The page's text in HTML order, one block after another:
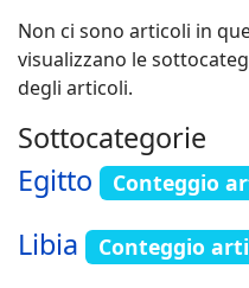
Non ci sono articoli in
visualizzano le
degli articoli.
Sottocategorie
Egitto
Conteggio
Libia Conteggio